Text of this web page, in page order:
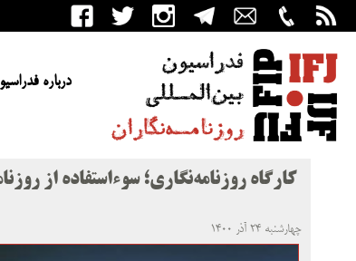
درباره
کارگاه روزنامه‌نگاری؛ سوء‌استفاده از
چهارشنبه ۲۴ آذر ۱۴۰۰